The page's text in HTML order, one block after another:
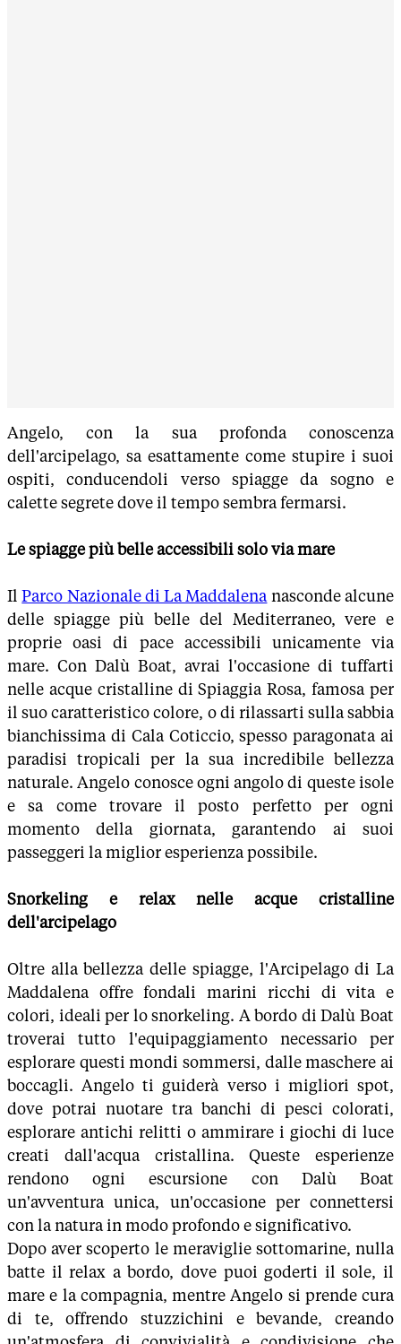
Angelo, con la sua profonda conoscenza
dell'arcipelago, sa esattamente come stupire i suoi
ospiti, conducendoli verso spiagge da sogno e
calette segrete dove il tempo sembra fermarsi.
Le spiagge più belle accessibili solo via mare
IlParco Nazionale di La Maddalena nasconde alcune
delle spiagge più belle del Mediterraneo, vere e
proprie oasi di pace accessibili unicamente via
mare. Con Dalù Boat, avrai l'occasione di tuffarti
nelle acque cristalline di Spiaggia Rosa, famosa per
il suo caratteristico colore, o di rilassarti sulla sabbia
bianchissima di Cala Coticcio, spesso paragonata ai
paradisi tropicali per la sua incredibile bellezza
naturale. Angelo conosce ogni angolo di queste isole
e sa come trovare il posto perfetto per ogni
momento della giornata, garantendo ai suoi
passeggeri la miglior esperienza possibile.
Snorkeling e relax nelle acque cristalline
dell'arcipelago
Oltre alla bellezza delle spiagge, l'Arcipelago di La
Maddalena offre fondali marini ricchi di vita e
colori, ideali per lo snorkeling. A bordo di Dalù Boat
troverai tutto l'equipaggiamento necessario per
esplorare questi mondi sommersi, dalle maschere ai
boccagli. Angelo ti guiderà verso i migliori spot,
dove potrai nuotare tra banchi di pesci colorati,
esplorare antichi relitti o ammirare i giochi di luce
creati dall'acqua cristallina. Queste esperienze
rendono ogni escursione con Dalù Boat
un'avventura unica, un'occasione per connettersi
con la natura in modo profondo e significativo.
Dopo aver scoperto le meraviglie sottomarine, nulla
batte il relax a bordo, dove puoi goderti il sole, il
mare e la compagnia, mentre Angelo si prende cura
di te, offrendo stuzzichini e bevande, creando